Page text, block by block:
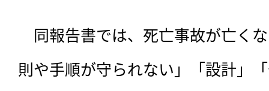
同報告書では、死亡事故が亡く
則や手順が守られない」「設計」